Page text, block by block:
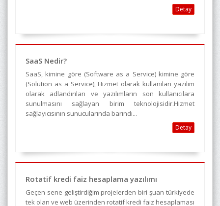
Detay
SaaS Nedir?
SaaS, kimine göre (Software as a Service) kimine göre
(Solution as a Service), Hizmet olarak kullanılan yazılım
olarak adlandırılan ve yazılımların son kullanıcılara
sunulmasını sağlayan birim teknolojisidir.Hizmet
sağlayıcısının sunucularında barındı...
Detay
Rotatif kredi faiz hesaplama yazılımı
Geçen sene geliştirdiğim projelerden biri şuan türkiyede
tek olan ve web üzerinden rotatif kredi faiz hesaplaması